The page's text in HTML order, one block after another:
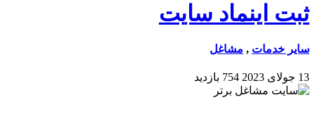
ثبت اینماد سایت
سایر خدمات , مشاغل
13 جولای 2023 754 بازدید